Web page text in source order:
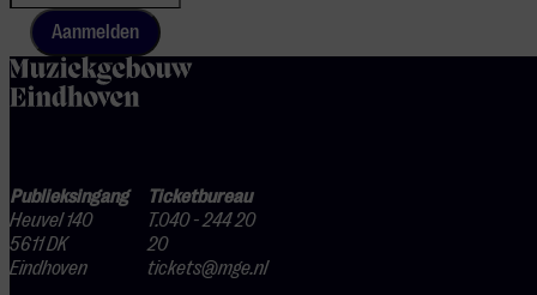
Aanmelden
Publieksingang
Heuvel 140
5611 DK
Eindhoven
Ticketbureau
T.040 - 244 20
20
tickets@mge.nl